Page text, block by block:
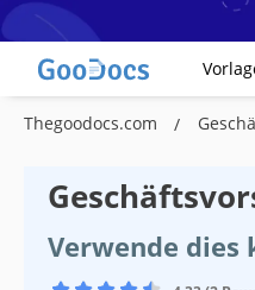
Thegoodocs.com
Verwende dies